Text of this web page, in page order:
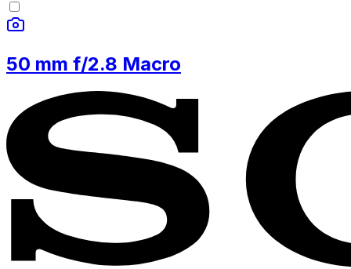
50 mm f/2.8 Macro